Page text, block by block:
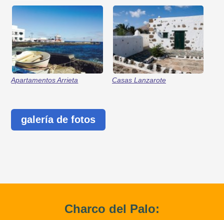
Apartamentos Arrieta Casas Lanzarote
galería de fotos
Charco del Palo: